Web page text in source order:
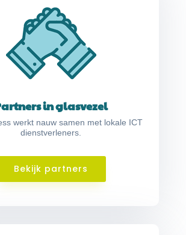
in glasvezel
werkt nauw samen met lokale ICT
dienstverleners.
Bekijk partners